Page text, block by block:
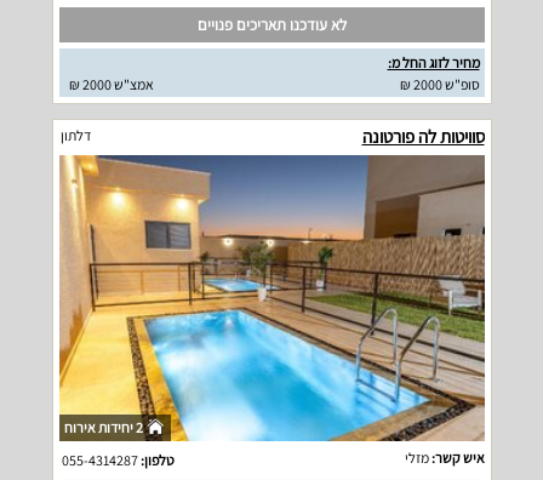
לא עודכנו תאריכים פנויים
מחיר לזוג החל מ:
סופ"ש 2000 ₪
אמצ"ש 2000 ₪
סוויטות לה פורטונה דלתון
2 יחידות אירוח
איש קשר:מזלי טלפון:055-4314287